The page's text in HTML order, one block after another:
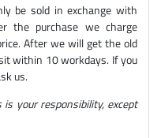
be sold in exchange with
the purchase we charge
After we will get the old
within 10 workdays. If you
us.
your responsibility, except